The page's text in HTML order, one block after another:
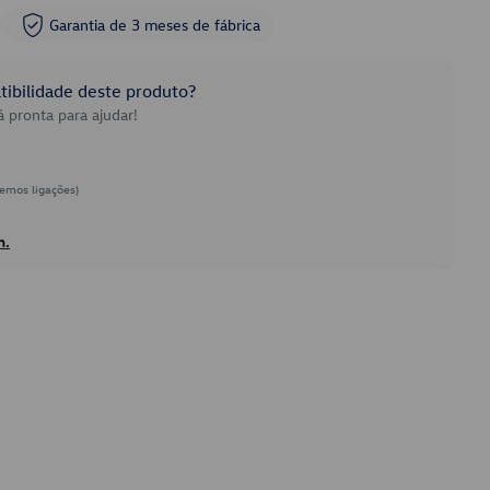
Garantia de 3 meses de fábrica
deste produto?
pronta para ajudar!
ligações)